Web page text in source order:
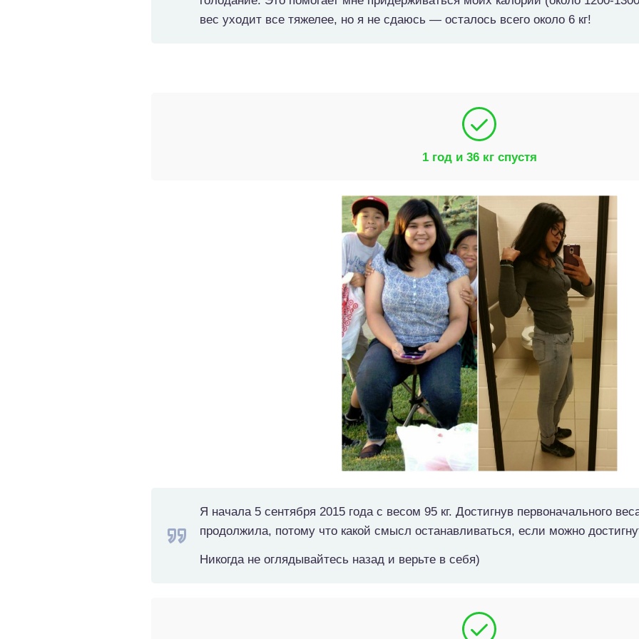
вес уходит все тяжелее, но я не сдаюсь — осталось всего около 6 кг!
1 год и 36 кг спустя
Я начала 5 сентября 2015 года с весом 95 кг. Достигнув первоначального
продолжила, потому что какой смысл останавливаться, если можно
Никогда не оглядывайтесь назад и верьте в себя)